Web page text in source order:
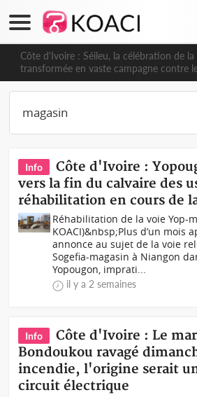
Côte d'Ivoire : Séileu, la célébration de la
transformée en vaste campagne contre
dépigmentants dangereux
Info
Côte d'Ivoire :
vers la fin du calvaire des
réhabilitation en cours de
Réhabilitation de la voie Yop-
KOACI)&nbsp;Plus d’un mois
annonce au sujet de la voie
Sogefia-magasin à Niangon
Yopougon, imprati...
il y a 2 semaines
Info
Côte d'Ivoire : Le
Bondoukou ravagé
incendie, l'origine serait
circuit électrique